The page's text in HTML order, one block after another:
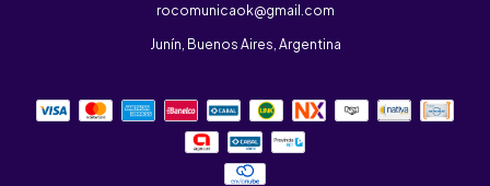
rocomunicaok@gmail.com
Junín, Buenos Aires, Argentina